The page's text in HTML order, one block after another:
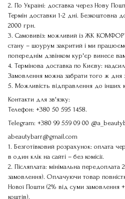
2. По Україні: доставка через Нову
Термін доставки 1-2 дні. Безкоштовна
2000 грн.
3. Самовивіз: можливий із ЖК
стану – шоурум закритий і ми
попереднім дзвінком кур'єр винесе
4. Термінова доставка по Києву:
Замовлення можна забрати того ж дня
5. Можливість відправлення до інших
Контакти для зв'язку:
Телефон: +380 50 595 1458.
Telegram: +380 99 559 09 00
abeautybarr@gmail.com
1. Безготівковий розрахунок: оплата
в один клік на сайті – без комісії.
2. Післяплата: мінімальна
замовлення). Оплачуючи товар
Нової Пошти (2% від суми замовлення
коштів).